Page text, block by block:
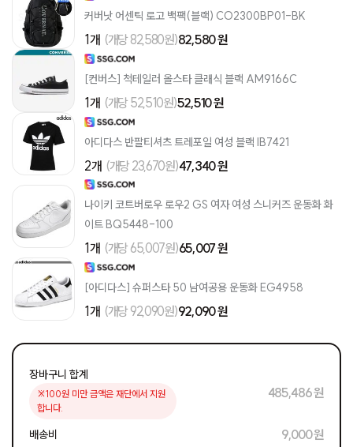
커버낫 어센틱 로고 백팩(블랙) CO2300BP01-BK
1개 (개당 82,580원)82,580 원
[컨버스] 척테일러 올스타 클래식 블랙 AM9166C
1개 (개당 52,510원)52,510 원
아디다스 반팔티셔츠 트레포일 여성 블랙 IB7421
2개 (개당 23,670원)47,340 원
나이키 코트버로우 로우2 GS 여자 여성 스니커즈 운동화 화
이트 BQ5448-100
1개 (개당 65,007원)65,007 원
[아디다스] 슈퍼스타 50 남여공용 운동화 EG4958
1개 (개당 92,090원)92,090 원
장바구니 합계
※100원 미만 금액은 재단에서 지원
합니다.
485,486 원
배송비 9,000 원